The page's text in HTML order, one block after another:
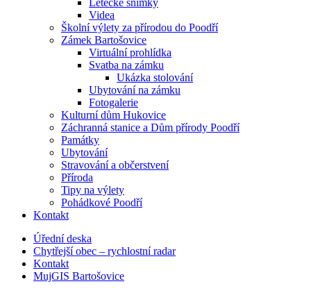
Letecké snímky
Videa
Školní výlety za přírodou do Poodří
Zámek Bartošovice
Virtuální prohlídka
Svatba na zámku
Ukázka stolování
Ubytování na zámku
Fotogalerie
Kulturní dům Hukovice
Záchranná stanice a Dům přírody Poodří
Památky
Ubytování
Stravování a občerstvení
Příroda
Tipy na výlety
Pohádkové Poodří
Kontakt
Úřední deska
Chytřejší obec – rychlostní radar
Kontakt
MujGIS Bartošovice